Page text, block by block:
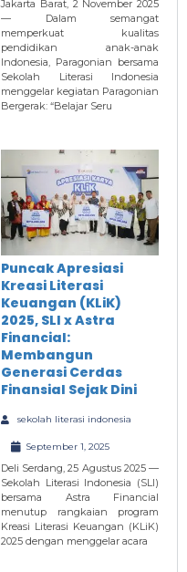
Jakarta Barat, 2 November 2025
— Dalam semangat
memperkuat kualitas
pendidikan anak-anak
Indonesia, Paragonian bersama
Sekolah Literasi Indonesia
menggelar kegiatan Paragonian
Bergerak: “Belajar Seru
Puncak Apresiasi
Kreasi Literasi
Keuangan (KLiK)
2025, SLI x Astra
Financial:
Membangun
Generasi Cerdas
Finansial Sejak Dini
sekolah literasi indonesia
September 1, 2025
Deli Serdang, 25 Agustus 2025 —
Sekolah Literasi Indonesia (SLI)
bersama Astra Financial
menutup rangkaian program
Kreasi Literasi Keuangan (KLiK)
2025 dengan menggelar acara